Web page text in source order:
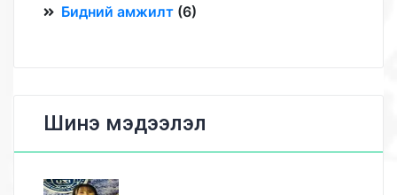
Бидний амжилт (6)
Шинэ мэдээлэл